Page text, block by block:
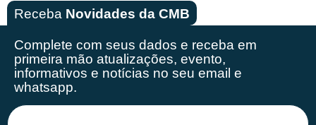
Receba Novidades da CMB
Complete com seus dados e receba em
primeira mão atualizações, evento,
informativos e notícias no seu email e
whatsapp.